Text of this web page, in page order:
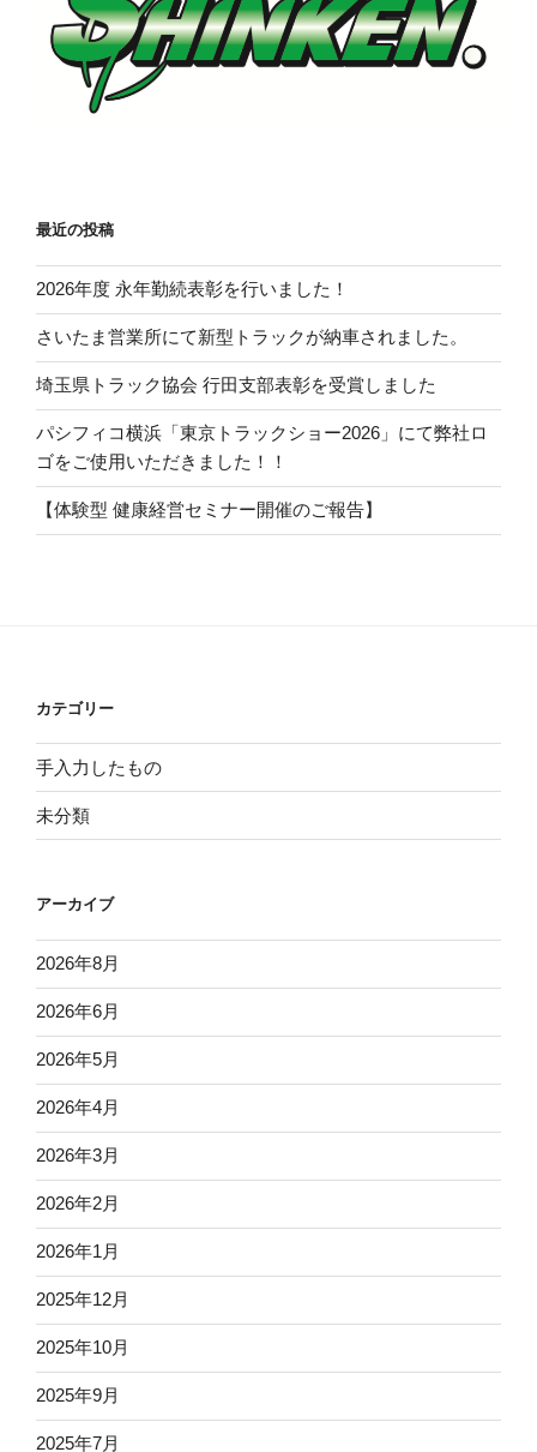
最近の投稿
2026年度 永年勤続表彰を行いました！
さいたま営業所にて新型トラックが納車されました。
埼玉県トラック協会 行田支部表彰を受賞しました
パシフィコ横浜「東京トラックショー2026」にて弊社ロ
ゴをご使用いただきました！！
【体験型 健康経営セミナー開催のご報告】
カテゴリー
手入力したもの
未分類
アーカイブ
2026年8月
2026年6月
2026年5月
2026年4月
2026年3月
2026年2月
2026年1月
2025年12月
2025年10月
2025年9月
2025年7月